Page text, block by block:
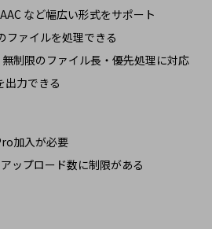
など幅広い形式をサポート
ファイルを処理できる
制限のファイル長・優先処理に対応
出力できる
加入が必要
ップロード数に制限がある